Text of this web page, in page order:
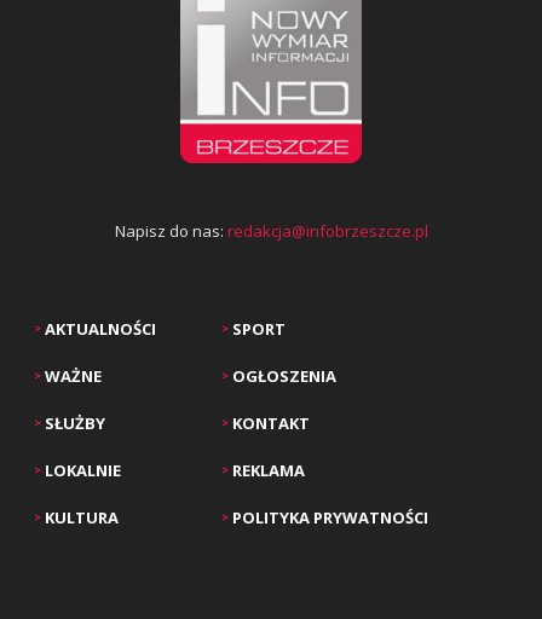
Napisz do nas: redakcja@infobrzeszcze.pl
> AKTUALNOŚCI
> WAŻNE
> SŁUŻBY
> LOKALNIE
> KULTURA
> SPORT
> OGŁOSZENIA
> KONTAKT
> REKLAMA
> POLITYKA PRYWATNOŚCI